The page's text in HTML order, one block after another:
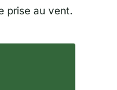
prise au vent.